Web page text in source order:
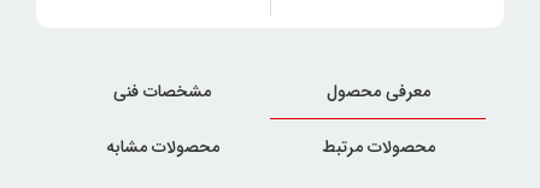
معرفی محصول مشخصات فنی
محصولات مرتبط محصولات مشابه